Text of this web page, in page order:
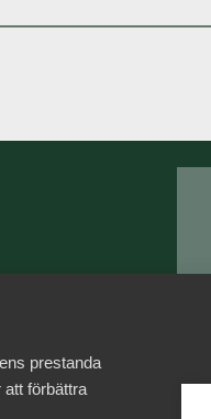
prestanda
att förbättra